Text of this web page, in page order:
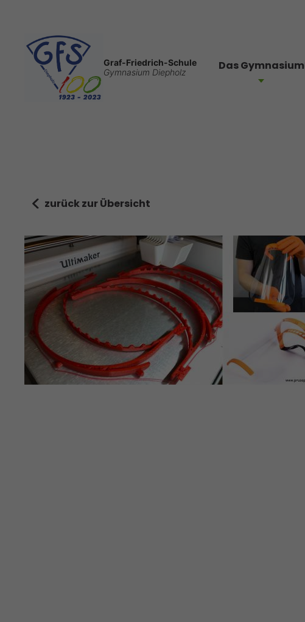
Graf-Friedrich-Schule
Gymnasium Diepholz
Das Gymnasium
zurück zur Übersicht